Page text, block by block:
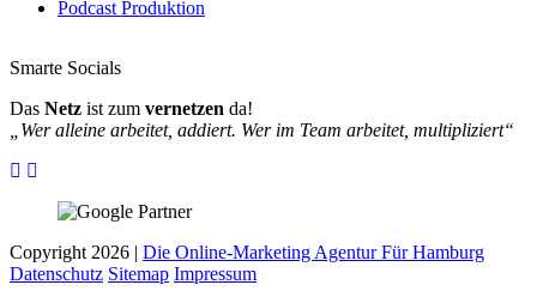
Podcast Produktion
Smarte Socials
DasNetz ist zumvernetzen da!
„Wer alleine arbeitet, addiert. Wer im Team arbeitet, multipliziert“
Copyright 2026 | Die Online-Marketing Agentur Für Hamburg
Datenschutz Sitemap Impressum